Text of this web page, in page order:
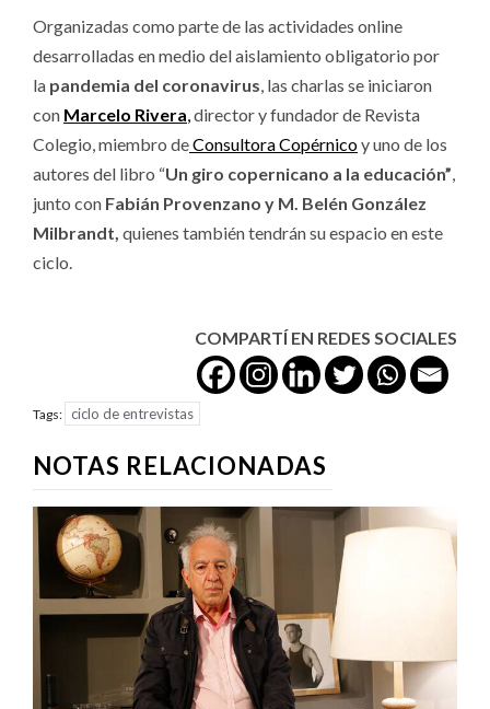
Organizadas como parte de las actividades online
desarrolladas en medio del aislamiento obligatorio por
la pandemia del coronavirus, las charlas se iniciaron
con Marcelo Rivera,director y fundador de Revista
Colegio, miembro deConsultora Copérnicoy uno de los
autores del libro “Un giro copernicano a la educación”,
junto con Fabián Provenzano y M. Belén González
Milbrandt, quienes también tendrán su espacio en este
ciclo.
COMPARTÍ EN REDES SOCIALES
Tags: ciclo de entrevistas
NOTAS RELACIONADAS